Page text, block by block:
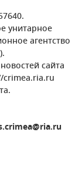
унитарное
агентство
сайта